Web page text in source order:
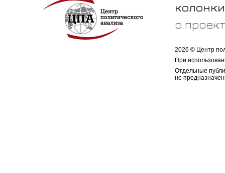
колонки
о
2026 © Центр
При
Отдельные
не